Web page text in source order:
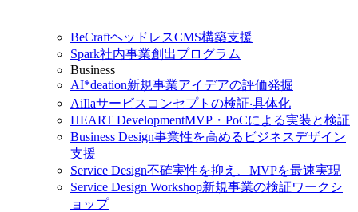
BeCraftヘッドレスCMS構築支援
Spark社内事業創出プログラム
Business
AI*deation新規事業アイデアの評価発掘
AiIlaサービスコンセプトの検証‧具体化
HEART DevelopmentMVP・PoCによる実装と検証
Business Design事業性を高めるビジネスデザイン
支援
Service Design不確実性を抑え、MVPを最速実現
Service Design Workshop新規事業の検証ワークシ
ョップ